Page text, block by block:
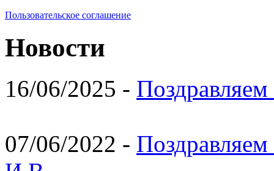
Пользовательское соглашение
Новости
16/06/2025 -
07/06/2022 -